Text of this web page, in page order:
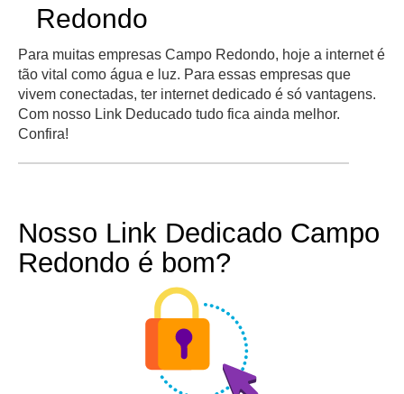
Redondo
Para muitas empresas Campo Redondo, hoje a internet é
tão vital como água e luz. Para essas empresas que
vivem conectadas, ter internet dedicado é só vantagens.
Com nosso Link Deducado tudo fica ainda melhor.
Confira!
Nosso Link Dedicado Campo
Redondo é bom?